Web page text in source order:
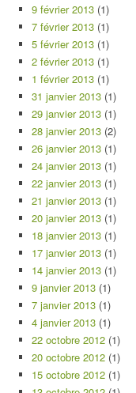
9 février 2013 (1)
7 février 2013 (1)
5 février 2013 (1)
2 février 2013 (1)
1 février 2013 (1)
31 janvier 2013 (1)
29 janvier 2013 (1)
28 janvier 2013 (2)
26 janvier 2013 (1)
24 janvier 2013 (1)
22 janvier 2013 (1)
21 janvier 2013 (1)
20 janvier 2013 (1)
18 janvier 2013 (1)
17 janvier 2013 (1)
14 janvier 2013 (1)
9 janvier 2013 (1)
7 janvier 2013 (1)
4 janvier 2013 (1)
22 octobre 2012 (1)
20 octobre 2012 (1)
15 octobre 2012 (1)